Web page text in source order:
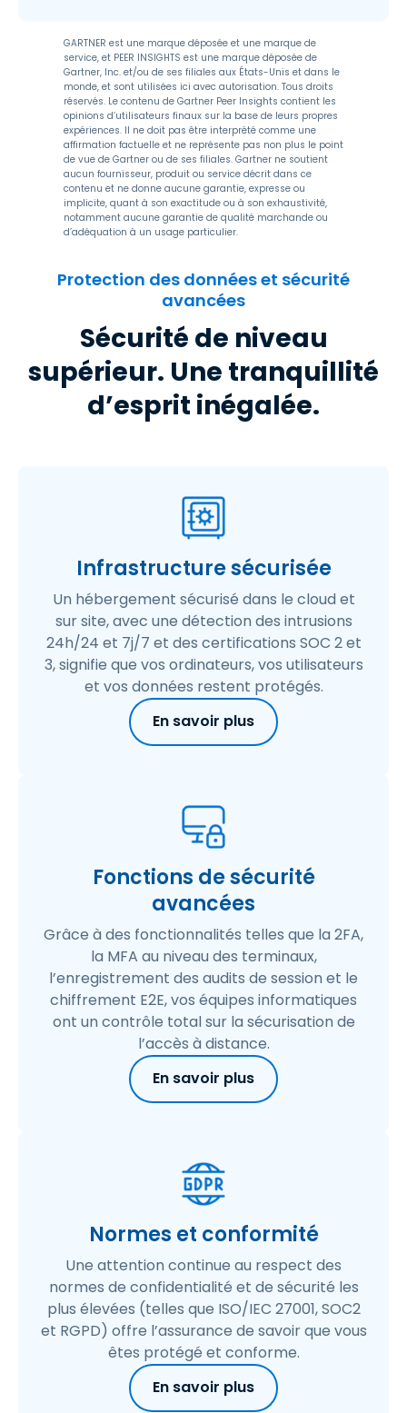
GARTNER est une marque déposée et une marque de
service, et PEER INSIGHTS est une marque déposée de
Gartner, Inc. et/ou de ses filiales aux États-Unis et dans le
monde, et sont utilisées ici avec autorisation. Tous droits
réservés. Le contenu de Gartner Peer Insights contient les
opinions d’utilisateurs finaux sur la base de leurs propres
expériences. Il ne doit pas être interprété comme une
affirmation factuelle et ne représente pas non plus le point
de vue de Gartner ou de ses filiales. Gartner ne soutient
aucun fournisseur, produit ou service décrit dans ce
contenu et ne donne aucune garantie, expresse ou
implicite, quant à son exactitude ou à son exhaustivité,
notamment aucune garantie de qualité marchande ou
d’adéquation à un usage particulier.
Protection des données et sécurité
avancées
Sécurité de niveau
supérieur. Une tranquillité
d’esprit inégalée.
Infrastructure sécurisée
Un hébergement sécurisé dans le cloud et
sur site, avec une détection des intrusions
24h/24 et 7j/7 et des certifications SOC 2 et
3, signifie que vos ordinateurs, vos utilisateurs
et vos données restent protégés.
En savoir plus
Fonctions de sécurité
avancées
Grâce à des fonctionnalités telles que la 2FA,
la MFA au niveau des terminaux,
l’enregistrement des audits de session et le
chiffrement E2E, vos équipes informatiques
ont un contrôle total sur la sécurisation de
l’accès à distance.
En savoir plus
Normes et conformité
Une attention continue au respect des
normes de confidentialité et de sécurité les
plus élevées (telles que ISO/IEC 27001, SOC2
et RGPD) offre l’assurance de savoir que vous
êtes protégé et conforme.
En savoir plus